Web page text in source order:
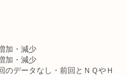
・減少
・減少
データなし・前回とＮＱやＨ